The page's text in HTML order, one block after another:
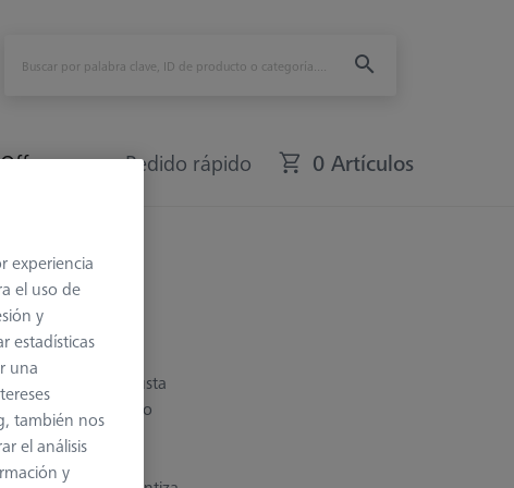
Offers Pedido rápido 0 Artículos
El ángulo se ajusta
del alojamiento
instalarlo en el
tres tornillos de
experiencia
el uso de
y
estadísticas
una
también nos
el análisis
y